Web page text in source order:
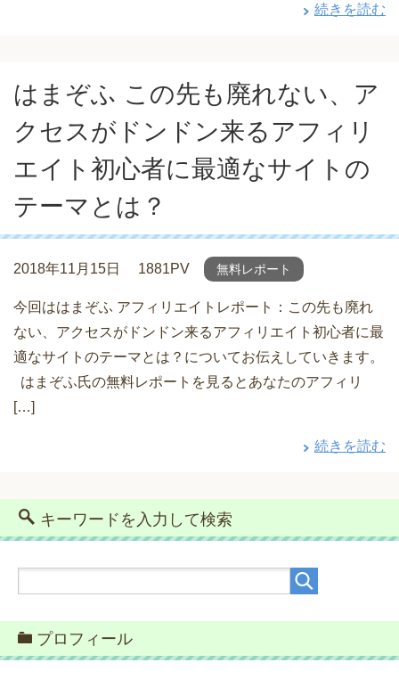
続きを読む
はまぞふ この先も廃れない、ア
クセスがドンドン来るアフィリ
エイト初心者に最適なサイトの
テーマとは？
2018年11月15日 1881PV 無料レポート
今回ははまぞふ アフィリエイトレポート：この先も廃れ
ない、アクセスがドンドン来るアフィリエイト初心者に最
適なサイトのテーマとは？についてお伝えしていきます。
はまぞふ氏の無料レポートを見るとあなたのアフィリ
[…]
続きを読む
キーワードを入力して検索
プロフィール